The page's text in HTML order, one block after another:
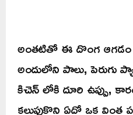
అంతటితో ఈ దొంగ ఆగడం
అందులోని పాలు, పెరుగు
కిచెన్ లోకి దూరి ఉప్పు,
కలుపుకొని ఏదో ఒక వింత